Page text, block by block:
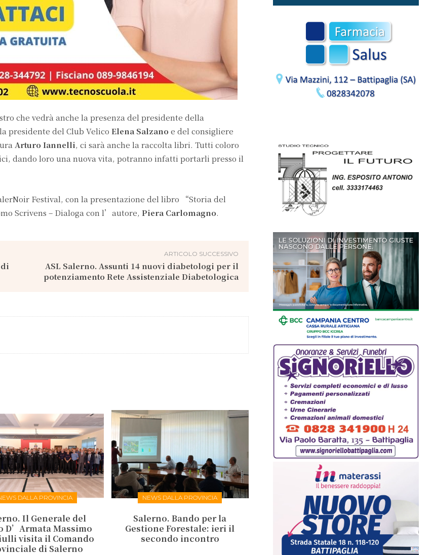
che vedrà anche la presenza del presidente della
presidente del Club Velico Elena Salzano e del consigliere
Arturo Iannelli, ci sarà anche la raccolta libri. Tutti coloro
dando loro una nuova vita, potranno infatti portarli presso il
Festival, con la presentazione del libro “Storia del
Scrivens – Dialoga con l’autore, Piera Carlomagno.
ARTICOLO SUCCESSIVO
ASL Salerno. Assunti 14 nuovi diabetologi per il
potenziamento Rete Assistenziale Diabetologica
DALLA PROVINCIA
Il Generale del
D’Armata Massimo
visita il Comando
di Salerno
NEWS DALLA PROVINCIA
Salerno. Bando per la
Gestione Forestale: ieri il
secondo incontro